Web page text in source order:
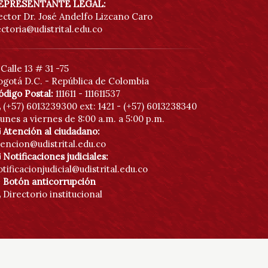
LEGAL:
Dr. José Andelfo Lizcano Caro
13 # 31 -75
D.C. - República de Colombia
Postal: 111611 - 111611537
(+57) 6013239300 ext: 1421 - (+57) 6013238340
a viernes de 8:00 a.m. a 5:00 p.m.
Atención al ciudadano:
Notificaciones judiciales:
Botón anticorrupción
Directorio institucional